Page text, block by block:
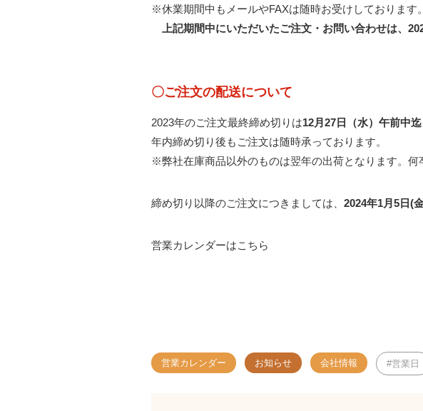
※休業期間中もメールやFAXは随時お受けしております。
上記期間中にいただいたご注文・お問い合わせは、
〇ご注文の配送について
2023年のご注文最終締め切りは12月27日（水）午前中迄
年内締め切り後もご注文は随時承っております。
※弊社在庫商品以外のものは翌年の出荷となります。何
締め切り以降のご注文につきましては、 2024年1月5日(
営業カレンダーはこちら
営業カレンダー お知らせ 会社情報 営業日